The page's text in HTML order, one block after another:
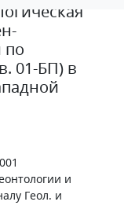
по
01-БП) в
и
Геол. и